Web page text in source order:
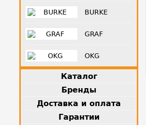
BURKE
GRAF
OKG
Каталог
Бренды
Доставка и оплата
Гарантии